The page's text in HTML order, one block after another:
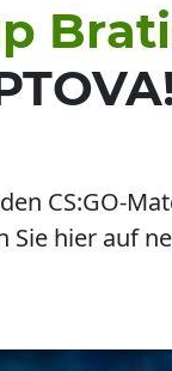
CS:GO-
Sie hier auf